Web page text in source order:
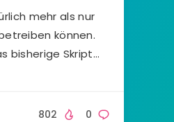
mehr als nur
können.
bisherige Skript…
0
802